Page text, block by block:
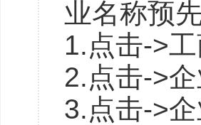
业名称预
1.点击->
2.点击->
3.点击->